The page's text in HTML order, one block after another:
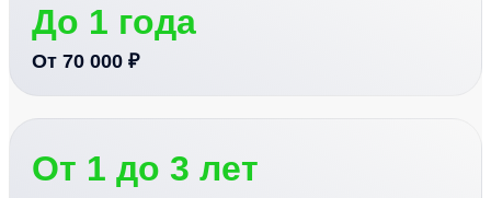
До 1 года
От 70 000 ₽
От 1 до 3 лет